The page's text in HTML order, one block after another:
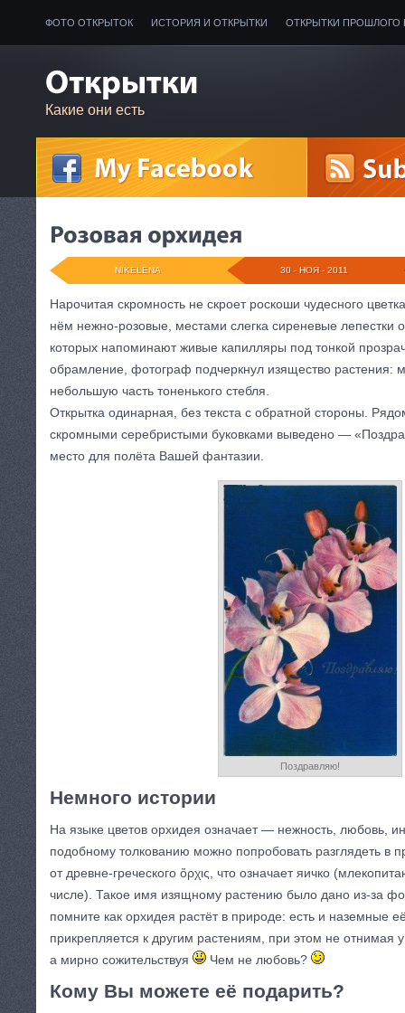
ФОТО ОТКРЫТОК ИСТОРИЯ И ОТКРЫТКИ ОТКРЫТКИ ПРОШЛОГО
Какие они есть
30 - НОЯ - 2011
NIKELENA
Нарочитая скромность не скроет роскоши чудесного
нём нежно-розовые, местами слегка сиреневые лепестки
которых напоминают живые капилляры под тонкой
обрамление, фотограф подчеркнул изящество растения:
небольшую часть тоненького стебля.
Открытка одинарная, без текста с обратной стороны.
скромными серебристыми буковками выведено —
место для полёта Вашей фантазии.
Поздравляю!
Немного истории
На языке цветов орхидея означает — нежность, любовь,
подобному толкованию можно попробовать разглядеть в
от древне-греческого ὄρχις, что означает яичко
числе). Такое имя изящному растению было дано из-за
помните как орхидея растёт в природе: есть и наземные
прикрепляется к другим растениям, при этом не отнимая
а мирно сожительствуя
Чем не любовь?
Кому Вы можете её подарить?